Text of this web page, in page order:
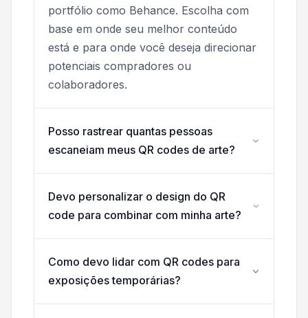
portfólio como Behance. Escolha com
base em onde seu melhor conteúdo
está e para onde você deseja direcionar
potenciais compradores ou
colaboradores.
Posso rastrear quantas pessoas
escaneiam meus QR codes de arte?
Devo personalizar o design do QR
code para combinar com minha arte?
Como devo lidar com QR codes para
exposições temporárias?